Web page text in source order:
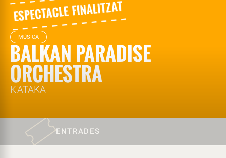
MÚSICA
BALKAN PARADISE
ORCHESTRA
K'ATAKA
ENTRADES